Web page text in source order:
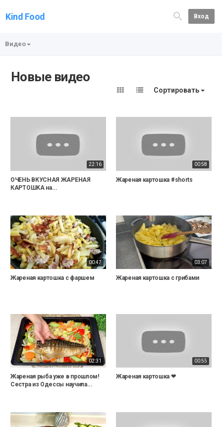
Kind Food Вход
Видео
Новые видео
Сортировать
22:16
ОЧЕНЬ ВКУСНАЯ ЖАРЕНАЯ
КАРТОШКА на...
00:58
Жареная картошка #shorts
00:47
Жареная картошка с фаршем
03:07
Жареная картошка с грибами
02:31
Жареная рыба уже в прошлом!
Сестра из Одессы научила...
00:55
Жареная картошка ❤